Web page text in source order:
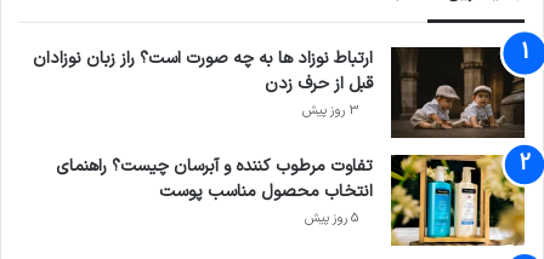
ارتباط نوزاد ها به چه صورت است؟ راز زبان نوزادان
قبل از حرف زدن
3 روز پیش
تفاوت مرطوب کننده و آبرسان چیست؟ راهنمای
انتخاب محصول مناسب پوست
5 روز پیش